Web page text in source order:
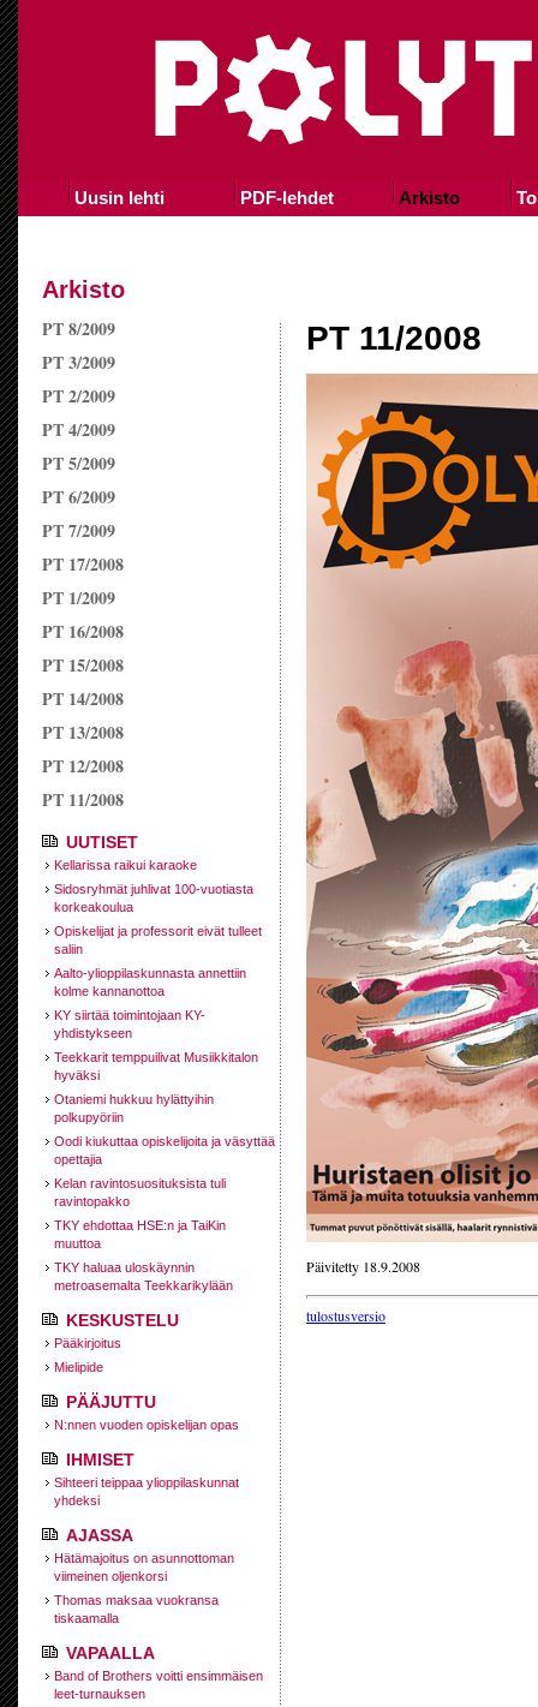
Uusin lehti PDF-lehdet Arkisto
Arkisto
PT 8/2009
PT 3/2009
PT 2/2009
PT 4/2009
PT 5/2009
PT 6/2009
PT 7/2009
PT 17/2008
PT 1/2009
PT 16/2008
PT 15/2008
PT 14/2008
PT 13/2008
PT 12/2008
PT 11/2008
UUTISET
Kellarissa raikui karaoke
Sidosryhmät juhlivat 100-vuotiasta
korkeakoulua
Opiskelijat ja professorit eivät tulleet
saliin
Aalto-ylioppilaskunnasta annettiin
kolme kannanottoa
KY siirtää toimintojaan KY-
yhdistykseen
Teekkarit temppuilivat Musiikkitalon
hyväksi
Otaniemi hukkuu hylättyihin
polkupyöriin
Oodi kiukuttaa opiskelijoita ja väsyttää
opettajia
Kelan ravintosuosituksista tuli
ravintopakko
TKY ehdottaa HSE:n ja TaiKin
muuttoa
TKY haluaa uloskäynnin
metroasemalta Teekkarikylään
KESKUSTELU
Pääkirjoitus
Mielipide
PÄÄJUTTU
N:nnen vuoden opiskelijan opas
IHMISET
Sihteeri teippaa ylioppilaskunnat
yhdeksi
AJASSA
Hätämajoitus on asunnottoman
viimeinen oljenkorsi
Thomas maksaa vuokransa
tiskaamalla
VAPAALLA
Band of Brothers voitti ensimmäisen
leet-turnauksen
PT 11/2008
Päivitetty 18.9.2008
tulostusversio